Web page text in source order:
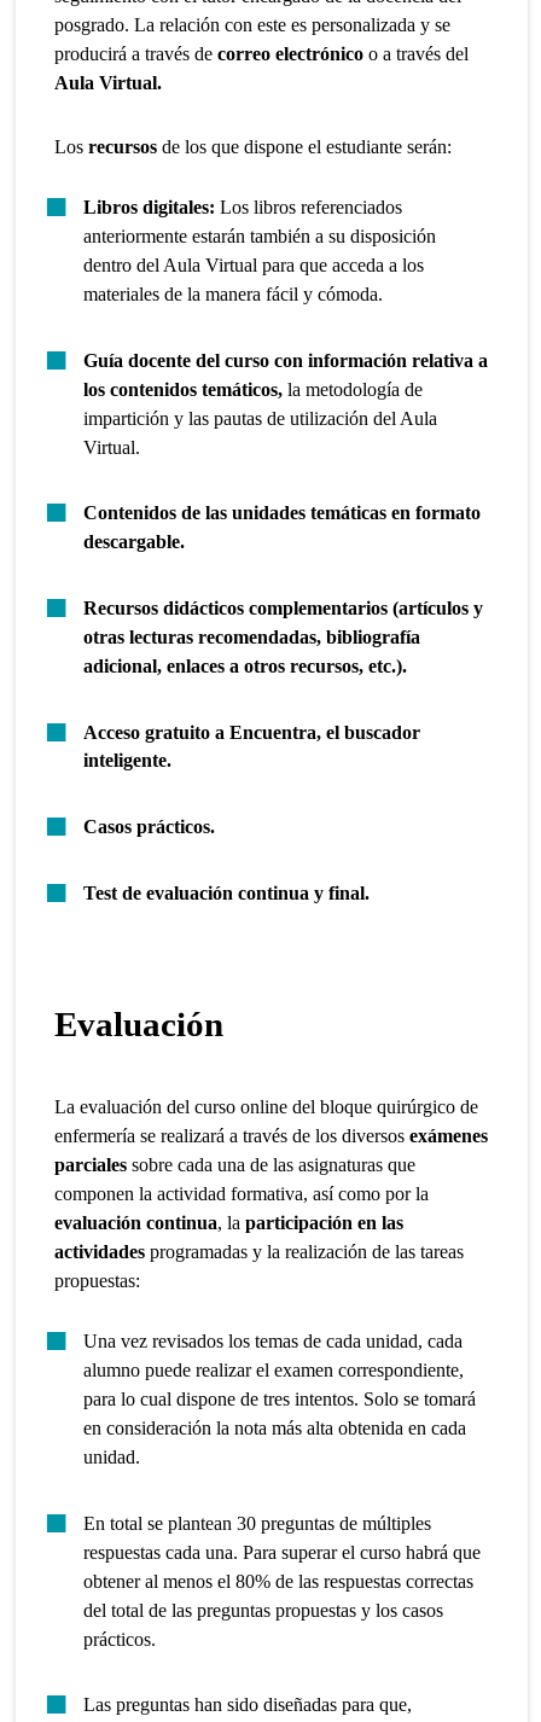
posgrado. La relación con este es personalizada y se
producirá a través decorreo electrónico o a través del
Aula Virtual.
Losrecursos de los que dispone el estudiante serán:
Libros digitales:Los libros referenciados
anteriormente estarán también a su disposición
dentro del Aula Virtual para que acceda a los
materiales de la manera fácil y cómoda.
Guía docente del curso con información relativa a
los contenidos temáticos, la metodología de
impartición y las pautas de utilización del Aula
Virtual.
Contenidos de las unidades temáticas en formato
descargable.
Recursos didácticos complementarios (artículos y
otras lecturas recomendadas, bibliografía
adicional, enlaces a otros recursos, etc.).
Acceso gratuito a Encuentra, el buscador
inteligente.
Casos prácticos.
Test de evaluación continua y final.
Evaluación
La evaluación del curso online del bloque quirúrgico de
enfermería se realizará a través de los diversosexámenes
parciales sobre cada una de las asignaturas que
componen la actividad formativa, así como por la
evaluación continua, laparticipación en las
actividades programadas y la realización de las tareas
propuestas:
Una vez revisados los temas de cada unidad, cada
alumno puede realizar el examen correspondiente,
para lo cual dispone de tres intentos. Solo se tomará
en consideración la nota más alta obtenida en cada
unidad.
En total se plantean 30 preguntas de múltiples
respuestas cada una. Para superar el curso habrá que
obtener al menos el 80% de las respuestas correctas
del total de las preguntas propuestas y los casos
prácticos.
Las preguntas han sido diseñadas para que,